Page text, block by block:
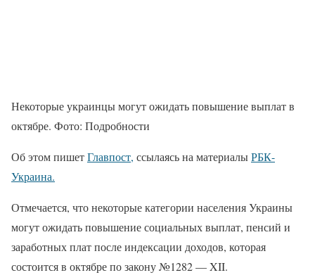
Некоторые украинцы могут ожидать повышение выплат в
октябре. Фото: Подробности
Об этом пишетГлавпост, ссылаясь на материалыРБК-
Украина.
Отмечается, что некоторые категории населения Украины
могут ожидать повышение социальных выплат, пенсий и
заработных плат после индексации доходов, которая
состоится в октябре по закону №1282 — XII.